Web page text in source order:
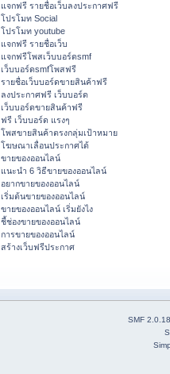
แจกฟรี รายชื่อเว็บลงประกาศฟรี
โปรโมท Social
โปรโมท youtube
แจกฟรี รายชื่อเว็บ
แจกฟรีโพสเว็บบอร์ดsmf
เว็บบอร์ดsmfโพสฟรี
รายชื่อเว็บบอร์ดขายสินค้าฟรี
ลงประกาศฟรี เว็บบอร์ด
เว็บบอร์ดขายสินค้าฟรี
ฟรี เว็บบอร์ด แรงๆ
โพสขายสินค้าตรงกลุ่มเป้าหมาย
โฆษณาเลื่อนประกาศได้
ขายของออนไลน์
แนะนำ 6 วิธีขายของออนไลน์
อยากขายของออนไลน์
เริ่มต้นขายของออนไลน์
ขายของออนไลน์ เริ่มยังไง
ชี้ช่องขายของออนไลน์
การขายของออนไลน์
สร้างเว็บฟรีประกาศ
SMF 2.0.18